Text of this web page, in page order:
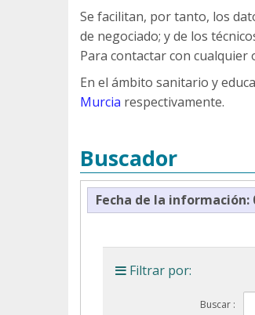
Se facilitan, por tanto, los
de negociado; y de los
Para contactar con cualquier
En el ámbito sanitario y
Murcia respectivamente.
Buscador
Fecha de la información:
Filtrar por:
Buscar :